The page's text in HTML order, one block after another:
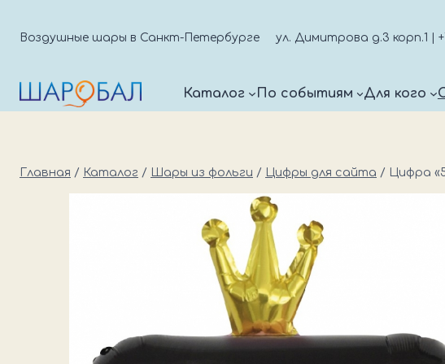
Воздушные шары в Санкт-Петербурге ул. Димитрова д.3 корп.1 |
Каталог По событиям Для кого
Главная / Каталог / Шары из фольги / Цифры для сайта / Цифра